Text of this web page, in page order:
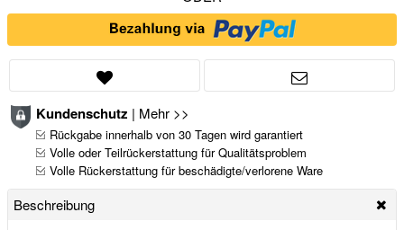
Kundenschutz | Mehr >>
Rückgabe innerhalb von 30 Tagen wird garantiert
Volle oder Teilrückerstattung für Qualitätsproblem
Volle Rückerstattung für beschädigte/verlorene Ware
Beschreibung